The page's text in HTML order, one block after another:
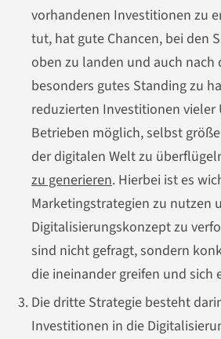
vorhandenen Investitionen zu
tut, hat gute Chancen, bei den
oben zu landen und auch nach
besonders gutes Standing zu
reduzierten Investitionen vieler
Betrieben möglich, selbst
der digitalen Welt zu
zu generieren. Hierbei ist es
Marketingstrategien zu nutzen
Digitalisierungskonzept zu
sind nicht gefragt, sondern
die ineinander greifen und sich
Die dritte Strategie besteht
Investitionen in die